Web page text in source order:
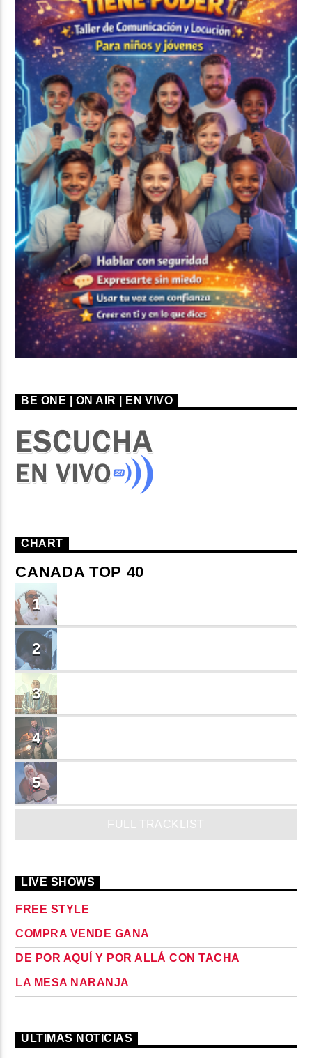
BE ONE | ON AIR | EN VIVO
CHART
CANADA TOP 40
1
2
3
4
5
FULL TRACKLIST
LIVE SHOWS
FREE STYLE
COMPRA VENDE GANA
DE POR AQUÍ Y POR ALLÁ CON TACHA
LA MESA NARANJA
ULTIMAS NOTICIAS